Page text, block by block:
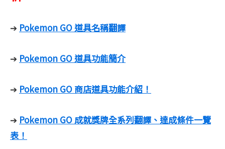
➔ Pokemon GO 道具名稱翻譯
➔ Pokemon GO 道具功能簡介
➔ Pokemon GO 商店道具功能介紹！
➔ Pokemon GO 成就獎牌全系列翻譯、達成條件一覽
表！